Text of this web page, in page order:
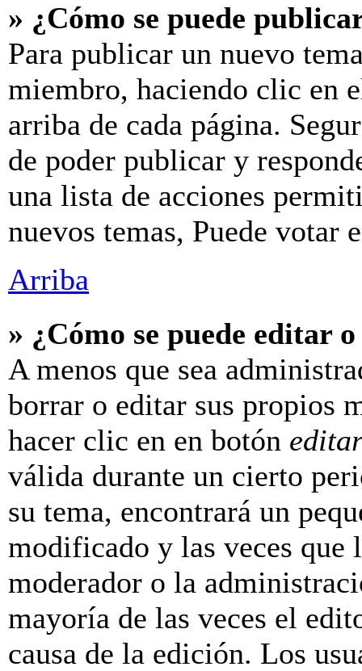
» ¿Cómo se puede
Para publicar un nuevo
miembro, haciendo clic en
arriba de cada página.
de poder publicar y
una lista de acciones
nuevos temas, Puede votar
Arriba
» ¿Cómo se puede editar
A menos que sea
borrar o editar sus propios
hacer clic en en botón
válida durante un cierto
su tema, encontrará un
modificado y las veces que
moderador o la
mayoría de las veces el
causa de la edición. Los